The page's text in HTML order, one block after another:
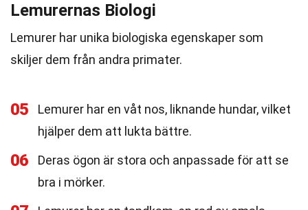
Lemurernas Biologi
Lemurer har unika biologiska egenskaper som
skiljer dem från andra primater.
05
Lemurer har en våt nos, liknande hundar, vilket
hjälper dem att lukta bättre.
06
Deras ögon är stora och anpassade för att se
bra i mörker.